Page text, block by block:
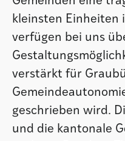
kleinsten Einheiten
verfügen bei uns
verstärkt für
geschrieben wird.
und die kantonale